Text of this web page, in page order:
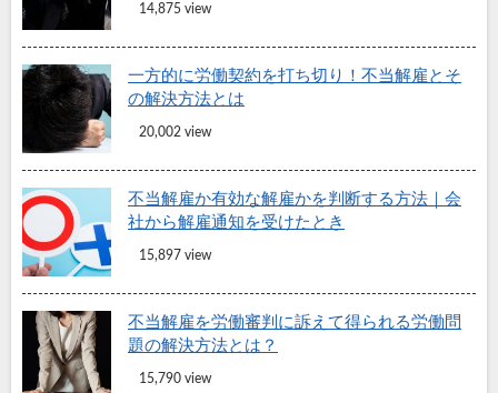
14,875 view
一方的に労働契約を打ち切り！不当解雇とそ
の解決方法とは
20,002 view
不当解雇か有効な解雇かを判断する方法｜会
社から解雇通知を受けたとき
15,897 view
不当解雇を労働審判に訴えて得られる労働問
題の解決方法とは？
15,790 view